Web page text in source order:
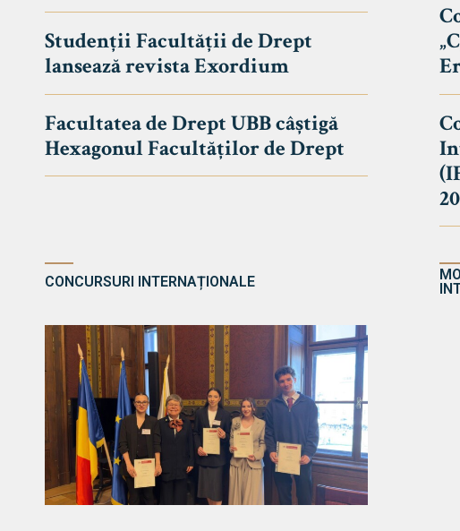
FACULTATEA
DE DREPT
Admitere
Erasmus &
Știri
Echipa Facultății
Bibliotecă &
Studenții Facultății de Drept
lansează revista Exordium
Facultatea de Drept UBB câștigă
Hexagonul Facultăților de Drept
CONCURSURI INTERNAȚIONALE